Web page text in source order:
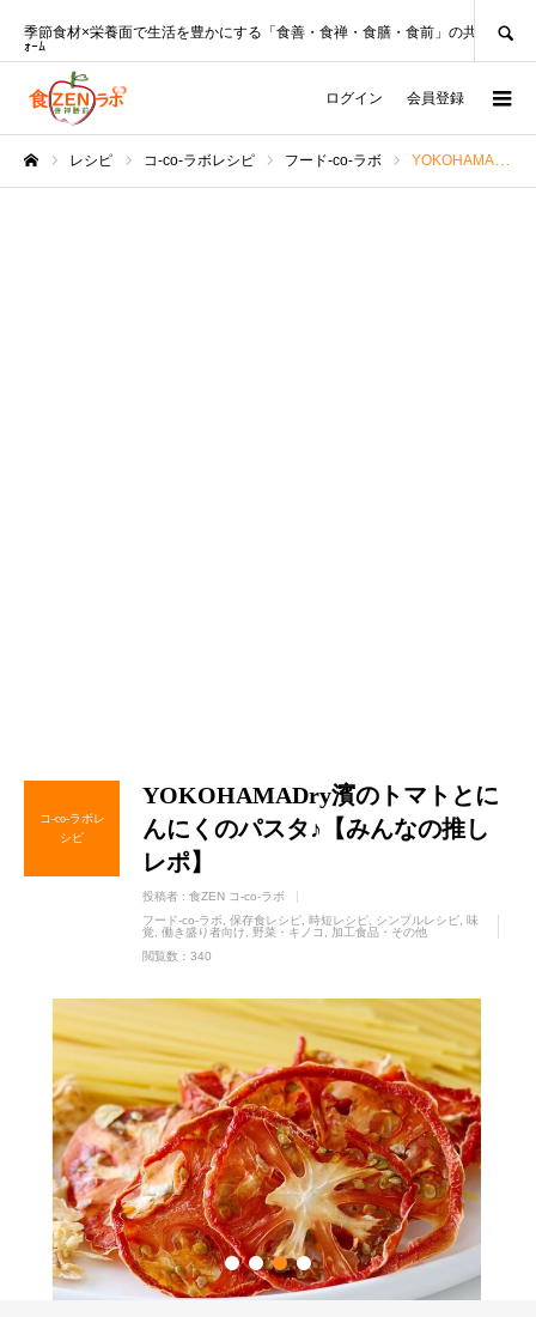
季節食材×栄養面で生活を豊かにする「食善・食禅・食膳・食前」の共創ﾌﾟﾗｯﾄﾌ
ｫｰﾑ
ログイン 会員登録
レシピ コ-co-ラボレシピ フード-co-ラボ YOKOHAMADry濱のトマトとにんにくのパスタ♪【みんなの推しレポ】
コ-co-ラボレ
シピ
YOKOHAMADry濱のトマトとに
んにくのパスタ♪【みんなの推し
レポ】
投稿者 : 食ZEN コ-co-ラボ
フード-co-ラボ
保存食レシピ 時短レシピ シンプルレシピ 味
覚
働き盛り者向け 野菜・キノコ
加工食品・その他
閲覧数：340